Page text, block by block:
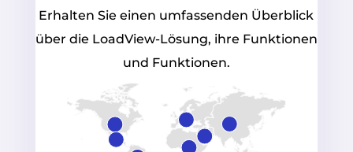
Erhalten Sie einen umfassenden Überblick
über die LoadView-Lösung, ihre Funktionen
und Funktionen.